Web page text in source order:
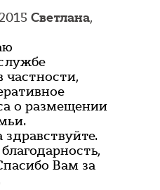
Светлана,
частности,
о размещении
здравствуйте.
Вам за